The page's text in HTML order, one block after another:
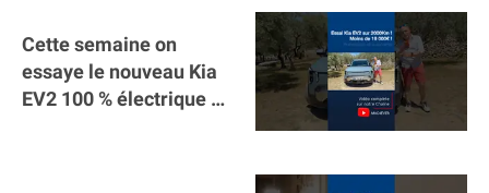
Cette semaine on
essaye le nouveau Kia
EV2 100 % électrique ⚡️!